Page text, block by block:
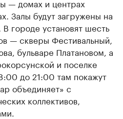
— домах и центрах
Залы будут загружены на
городе установят шесть
— скверы Фестивальный,
бульваре Платановом, а
и поселке
до 21:00 там покажут
объединяет» с
коллективов,